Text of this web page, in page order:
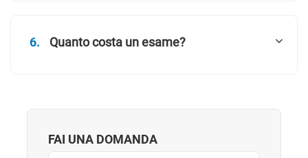
6. Quanto costa un esame?
FAI UNA DOMANDA